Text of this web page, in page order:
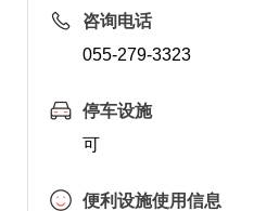
咨询电话
055-279-3323
停车设施
可
便利设施使用信息